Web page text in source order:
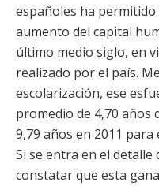
españoles ha
aumento del capital
último medio siglo, en
realizado por el país.
escolarización, ese
promedio de 4,70 años
9,79 años en 2011
Si se entra en el detalle
constatar que esta